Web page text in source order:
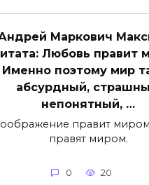
Маркович
Любовь правит
Именно поэтому мир
абсурдный,
непонятный, …
правит
правят миром.
0 20